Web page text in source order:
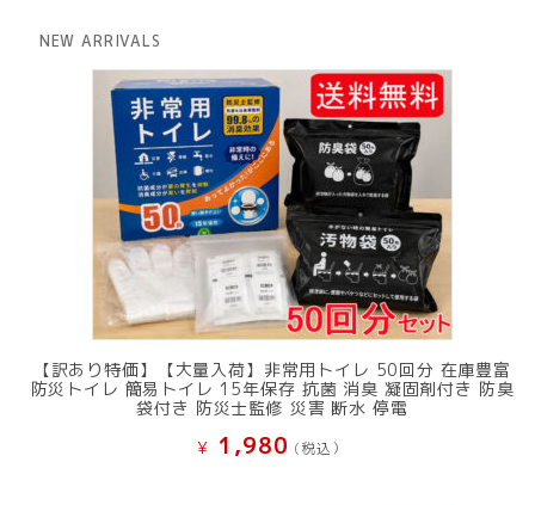
で
し
た。
¥ 11,801
で
す。
NEW ARRIVALS
【訳あり特価】【大量入荷】非常用トイレ 50回分 在庫豊富
防災トイレ 簡易トイレ 15年保存 抗菌 消臭 凝固剤付き 防臭
袋付き 防災士監修 災害 断水 停電
¥ 1,980 (税込）